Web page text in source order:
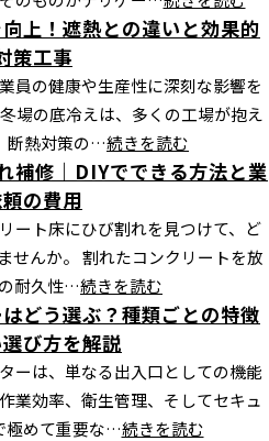
上！遮熱との違いと効果的
策工事
員の健康や生産性に深刻な影響を
場の底冷えは、多くの工場が抱え
断熱対策の…続きを読む
補修｜DIYでできる方法と業
の費用
ート床にひび割れを見つけて、ど
せんか。 割れたコンクリートを放
耐久性…続きを読む
どう選ぶ？種類ごとの特徴
び方を解説
ーは、単なる出入口としての機能
業効率、衛生管理、そしてセキュ
極めて重要な…続きを読む